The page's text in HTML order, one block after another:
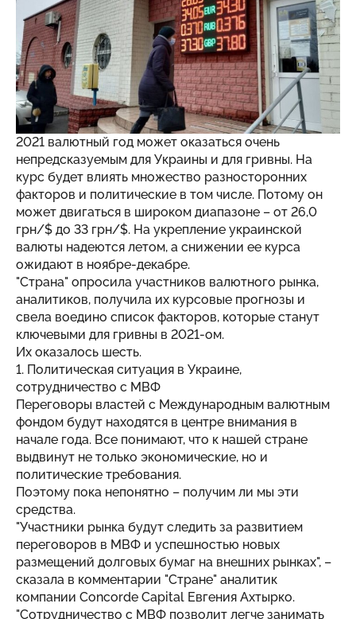
2021 валютный год может оказаться очень
непредсказуемым для Украины и для гривны. На
курс будет влиять множество разносторонних
факторов и политические в том числе. Потому он
может двигаться в широком диапазоне – от 26,0
грн/$ до 33 грн/$. На укрепление украинской
валюты надеются летом, а снижении ее курса
ожидают в ноябре-декабре.
"Страна" опросила участников валютного рынка,
аналитиков, получила их курсовые прогнозы и
свела воедино список факторов, которые станут
ключевыми для гривны в 2021-ом.
Их оказалось шесть.
1. Политическая ситуация в Украине,
сотрудничество с МВФ
Переговоры властей с Международным валютным
фондом будут находятся в центре внимания в
начале года. Все понимают, что к нашей стране
выдвинут не только экономические, но и
политические требования.
Поэтому пока непонятно – получим ли мы эти
средства.
"Участники рынка будут следить за развитием
переговоров в МВФ и успешностью новых
размещений долговых бумаг на внешних рынках", –
сказала в комментарии "Стране" аналитик
компании Concorde Capital Евгения Ахтырко.
"Сотрудничество с МВФ позволит легче занимать